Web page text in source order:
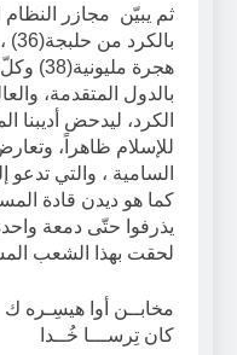
ثم يبيّن مجازر
هجرة
بالدول المتقدمة،
الكرد، ليدحض أديبنا
للإسلام ظاهراً،
السامية ، والتي تدعو
كما هو ديدن قادة
يذرفوا حتّى دمعة
لحقت بهذا الشعب
مخابــن أوا
كان تِرســـا خُــدا